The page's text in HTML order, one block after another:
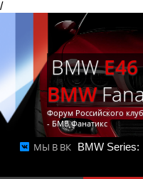
/
BMWE46
BMW
Форум Российского
- БМВ Фанатикс
МЫ В ВК BMW Series: